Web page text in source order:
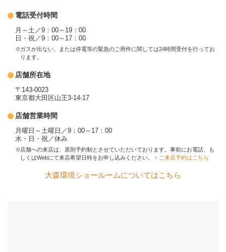
電話受付時間
月～土／9：00～19：00
日・祝／9：00～17：00
ガスが出ない、または停電等の緊急のご用件に関しては24時間受付を行ってお
ります。
店舗所在地
〒143-0023
東京都大田区山王3-14-17
店舗営業時間
月曜日～土曜日／9：00～17：00
水・日・祝／休み
店舗への来店は、原則予約制とさせていただいております。事前にお電話、も
しくはWebにて来店希望日時をお申し込みください。
＞ご来店予約はこちら
大森環境ショールームについてはこちら